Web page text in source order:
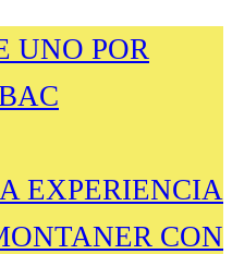
UNO POR
EXPERIENCIA
CON